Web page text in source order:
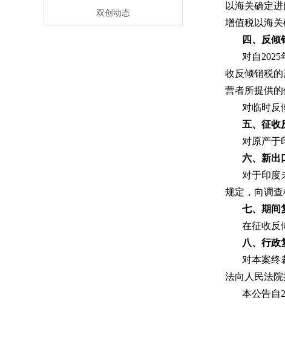
双创动态
以海关确定
增值税以海
四、反倾
对自
收反倾销税
营者所提供
对临时反
五、征收
对原产于
六、新出
对于印度
规定，向调查
七、期间
在征收反
八、行政
对本案终
法向人民法院
本公告自